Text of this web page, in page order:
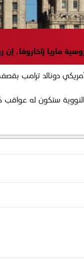
ماريا
دونالد ترامب
ستكون له